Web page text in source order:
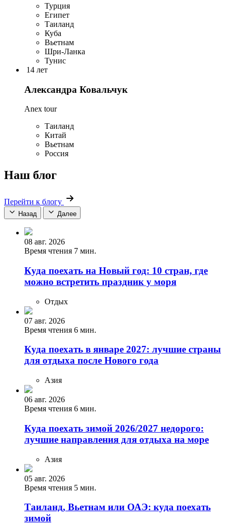
Турция
Египет
Таиланд
Куба
Вьетнам
Шри-Ланка
Тунис
14 лет
Александра Ковальчук
Anex tour
Таиланд
Китай
Вьетнам
Россия
Наш блог
Перейти к блогу
Назад Далее
08 авг. 2026
Время чтения 7 мин.
Куда поехать на Новый год: 10 стран, где
можно встретить праздник у моря
Отдых
07 авг. 2026
Время чтения 6 мин.
Куда поехать в январе 2027: лучшие страны
для отдыха после Нового года
Азия
06 авг. 2026
Время чтения 6 мин.
Куда поехать зимой 2026/2027 недорого:
лучшие направления для отдыха на море
Азия
05 авг. 2026
Время чтения 5 мин.
Таиланд, Вьетнам или ОАЭ: куда поехать
зимой